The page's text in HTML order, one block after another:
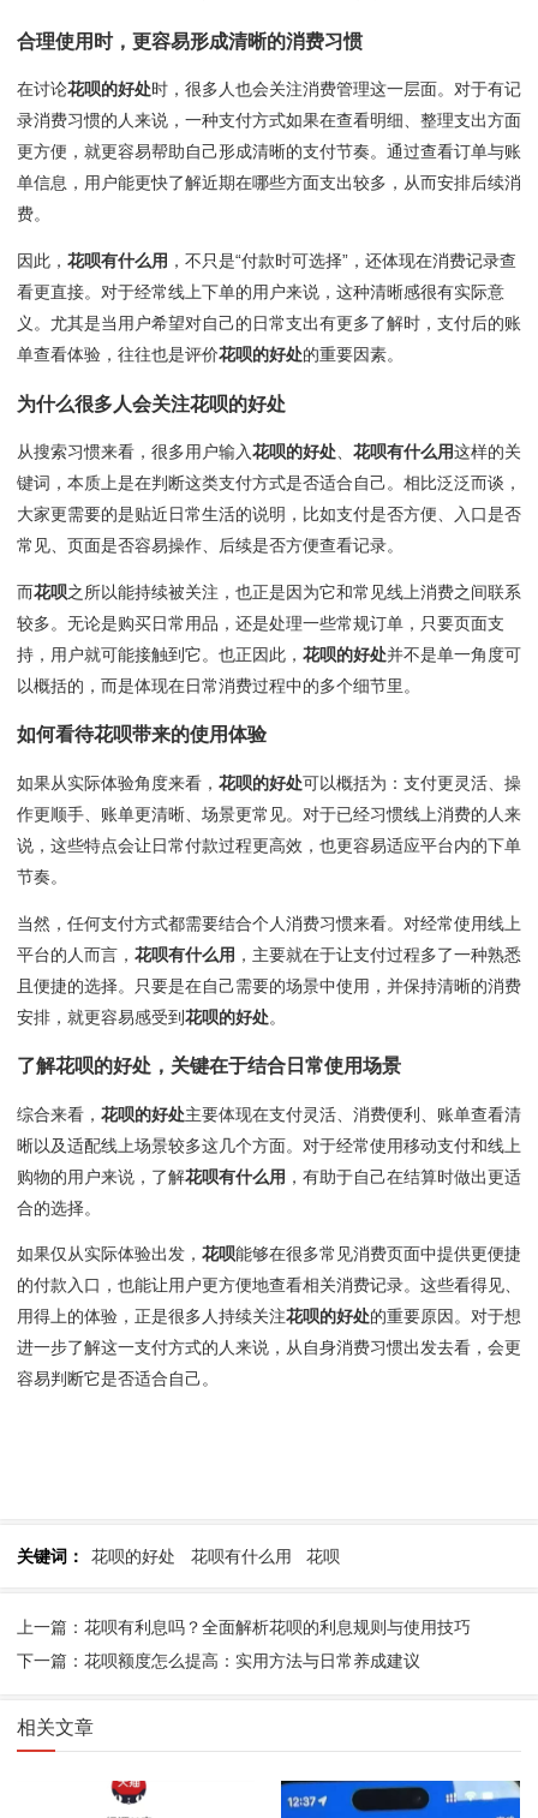
合理使用时，更容易形成清晰的消费习惯
在讨论花呗的好处时，很多人也会关注消费管理这一层面。对于有记
录消费习惯的人来说，一种支付方式如果在查看明细、整理支出方面
更方便，就更容易帮助自己形成清晰的支付节奏。通过查看订单与账
单信息，用户能更快了解近期在哪些方面支出较多，从而安排后续消
费。
因此， 花呗有什么用 ，不只是“付款时可选择”，还体现在消费记录查
看更直接。对于经常线上下单的用户来说，这种清晰感很有实际意
义。尤其是当用户希望对自己的日常支出有更多了解时，支付后的账
单查看体验，往往也是评价花呗的好处的重要因素。
为什么很多人会关注花呗的好处
从搜索习惯来看，很多用户输入花呗的好处、 花呗有什么用这样的关
键词，本质上是在判断这类支付方式是否适合自己。相比泛泛而谈，
大家更需要的是贴近日常生活的说明，比如支付是否方便、入口是否
常见、页面是否容易操作、后续是否方便查看记录。
而花呗之所以能持续被关注，也正是因为它和常见线上消费之间联系
较多。无论是购买日常用品，还是处理一些常规订单，只要页面支
持，用户就可能接触到它。也正因此， 花呗的好处并不是单一角度可
以概括的，而是体现在日常消费过程中的多个细节里。
如何看待花呗带来的使用体验
如果从实际体验角度来看， 花呗的好处可以概括为：支付更灵活、操
作更顺手、账单更清晰、场景更常见。对于已经习惯线上消费的人来
说，这些特点会让日常付款过程更高效，也更容易适应平台内的下单
节奏。
当然，任何支付方式都需要结合个人消费习惯来看。对经常使用线上
平台的人而言， 花呗有什么用 ，主要就在于让支付过程多了一种熟悉
且便捷的选择。只要是在自己需要的场景中使用，并保持清晰的消费
安排，就更容易感受到花呗的好处。
了解花呗的好处 ，关键在于结合日常使用场景
综合来看， 花呗的好处主要体现在支付灵活、消费便利、账单查看清
晰以及适配线上场景较多这几个方面。对于经常使用移动支付和线上
购物的用户来说，了解花呗有什么用 ，有助于自己在结算时做出更适
合的选择。
如果仅从实际体验出发， 花呗能够在很多常见消费页面中提供更便捷
的付款入口，也能让用户更方便地查看相关消费记录。这些看得见、
用得上的体验，正是很多人持续关注花呗的好处的重要原因。对于想
进一步了解这一支付方式的人来说，从自身消费习惯出发去看，会更
容易判断它是否适合自己。
关键词： 花呗的好处 花呗有什么用 花呗
上一篇：花呗有利息吗？全面解析花呗的利息规则与使用技巧
下一篇：花呗额度怎么提高：实用方法与日常养成建议
相关文章